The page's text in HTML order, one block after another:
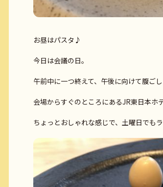
お昼はパスタ♪
今日は会議の日。
午前中に一つ終えて、午後に向けて腹ごし
会場からすぐのところにあるJR東日本ホ
ちょっとおしゃれな感じで、土曜日でも